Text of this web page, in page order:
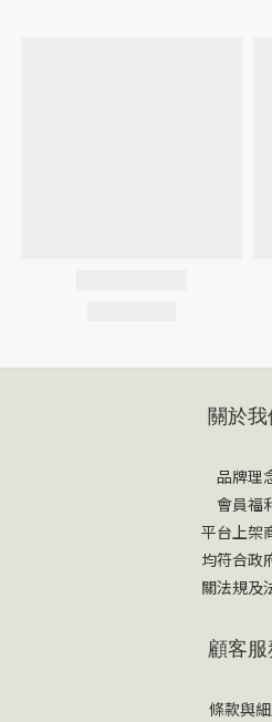
關於我
品牌理
會員福
平台上架
均符合政
關法規及
顧客服
條款與